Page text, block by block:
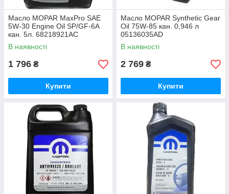
Масло MOPAR MaxPro SAE
5W-30 Engine Oil SP/GF-6A
кан. 5л. 68218921AC
В наявності
1 796 ₴
Купити
Масло MOPAR Synthetic Gear
Oil 75W-85 кан. 0,946 л
05136035AD
В наявності
2 769 ₴
Купити